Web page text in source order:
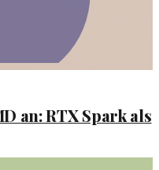
an: RTX Spark als